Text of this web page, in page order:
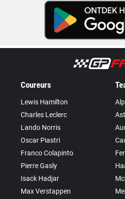
Coureurs
Lewis Hamilton
Charles Leclerc
Lando Norris
Oscar Piastri
Franco Colapinto
Pierre Gasly
Isack Hadjar
Max Verstappen